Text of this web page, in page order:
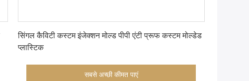
सिंगल कैविटी कस्टम इंजेक्शन मोल्ड पीपी एंटी प्रूफ कस्टम मोल्डेड
प्लास्टिक
सबसे अच्छी कीमत पाएं